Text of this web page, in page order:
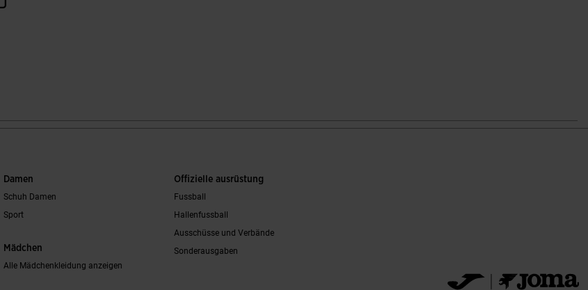
Damen
Schuh Damen
Sport
Mädchen
Alle Mädchenkleidung anzeigen
Offizielle ausrüstung
Fussball
Hallenfussball
Ausschüsse und Verbände
Sonderausgaben